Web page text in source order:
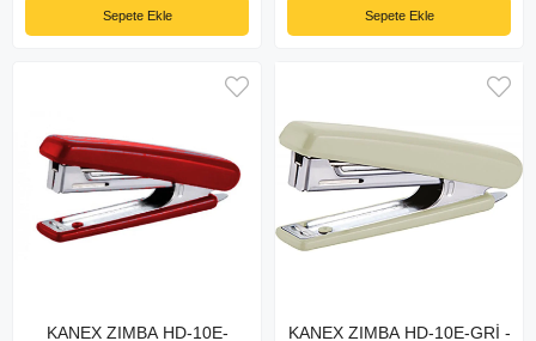
Sepete Ekle Sepete Ekle
KANEX ZIMBA HD-10E-
KANEX ZIMBA HD-10E-GRİ -